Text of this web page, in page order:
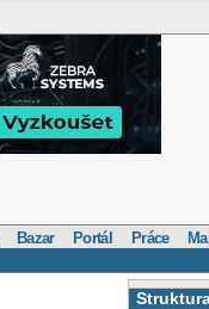
Bazar Portál Práce